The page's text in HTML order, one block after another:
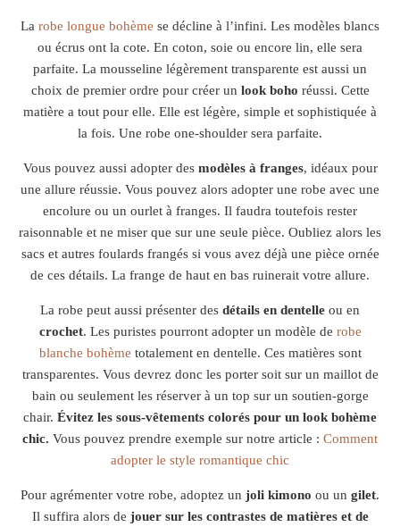
La robe longue bohème se décline à l’infini. Les modèles blancs
ou écrus ont la cote. En coton, soie ou encore lin, elle sera
parfaite. La mousseline légèrement transparente est aussi un
choix de premier ordre pour créer un look boho réussi. Cette
matière a tout pour elle. Elle est légère, simple et sophistiquée à
la fois. Une robe one-shoulder sera parfaite.
Vous pouvez aussi adopter des modèles à franges, idéaux pour
une allure réussie. Vous pouvez alors adopter une robe avec une
encolure ou un ourlet à franges. Il faudra toutefois rester
raisonnable et ne miser que sur une seule pièce. Oubliez alors les
sacs et autres foulards frangés si vous avez déjà une pièce ornée
de ces détails. La frange de haut en bas ruinerait votre allure.
La robe peut aussi présenter des détails en dentelle ou en
crochet. Les puristes pourront adopter un modèle de robe
blanche bohème totalement en dentelle. Ces matières sont
transparentes. Vous devrez donc les porter soit sur un maillot de
bain ou seulement les réserver à un top sur un soutien-gorge
chair. Évitez les sous-vêtements colorés pour un look bohème
chic. Vous pouvez prendre exemple sur notre article : Comment
adopter le style romantique chic
Pour agrémenter votre robe, adoptez un joli kimono ou un gilet.
Il suffira alors de jouer sur les contrastes de matières et de